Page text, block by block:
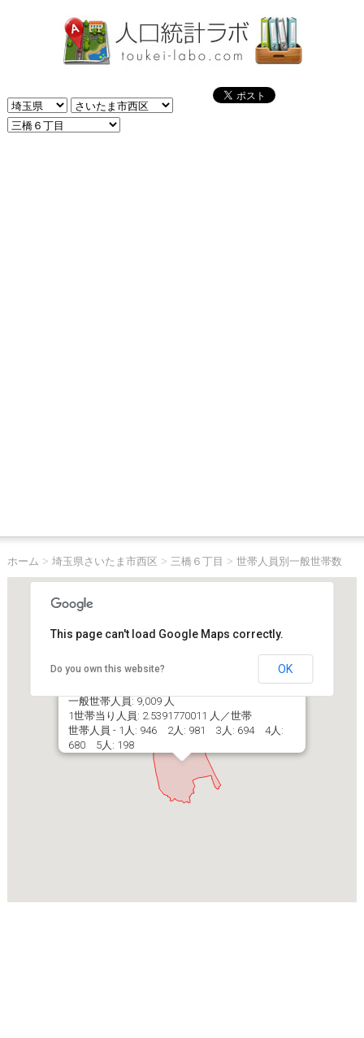
ホーム > 埼玉県さいたま市西区 > 三橋６丁目 > 世帯人員別一般世帯数
埼玉県さいたま市西区三橋６丁目
一般世帯数（世帯人員６人以上含む）: 3,548 世帯
一般世帯人員: 9,009 人
1世帯当り人員: 2.5391770011 人／世帯
世帯人員 - 1人: 946 2人: 981 3人: 694 4人:
680 5人: 198
This page can't load Google Maps correctly.
Do you own this website? OK